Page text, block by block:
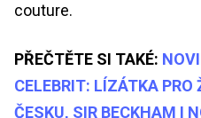
couture.
PŘEČTĚTE SI TAKÉ:
CELEBRIT: LÍZÁTKA PRO
ČESKU, SIR BECKHAM I